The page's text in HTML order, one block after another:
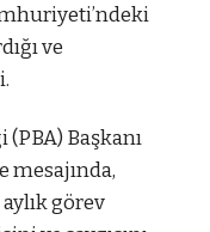
ve
Başkanı
mesajında,
aylık görev